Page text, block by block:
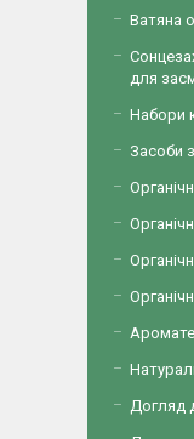
Ватяна
для
Набори
Засоби
Догляд